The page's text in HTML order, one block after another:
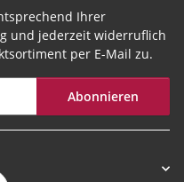
Ihrer
und jederzeit widerruflich
per E-Mail zu.
Abonnieren